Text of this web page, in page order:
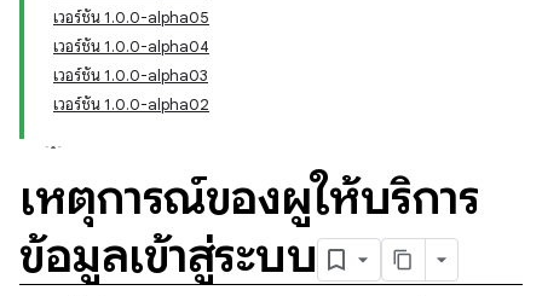
เวอร์ชัน 1.0.0-alpha05
เวอร์ชัน 1.0.0-alpha04
เวอร์ชัน 1.0.0-alpha03
เวอร์ชัน 1.0.0-alpha02
เหตุการณ์ของผู้ให้บริการ
ข้อมูลเข้าสู่ระบบ